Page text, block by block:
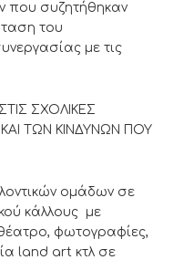
που συζητήθηκαν
του
με τις
ΣΧΟΛΙΚΕΣ
ΤΩΝ ΚΙΝΔΥΝΩΝ ΠΟΥ
ομάδων σε
κάλλους με
θέατρο, φωτογραφίες,
land art κτλ σε